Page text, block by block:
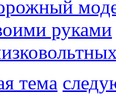
руками
тема